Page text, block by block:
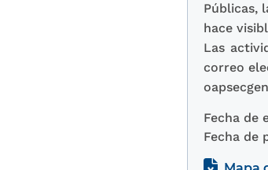
Públicas,
hace
Las
correo
Fecha de
Fecha de